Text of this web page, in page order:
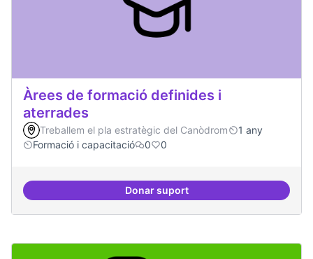
Àrees de formació definides i
aterrades
Treballem el pla estratègic del Canòdrom
1 any
Formació i capacitació
0 0
Donar suportÀrees de formació definides i